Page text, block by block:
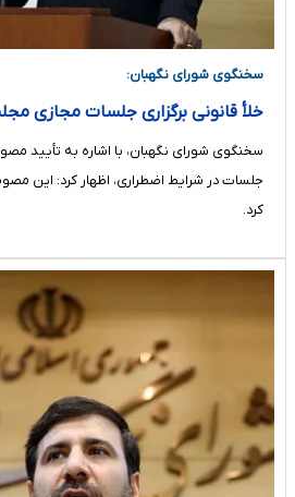
سخنگوی شورای نگهبان:
خلأ قانونی برگزاری جلسات مجازی
سخنگوی شورای نگهبان، با اشاره به تأیید
جلسات در شرایط اضطراری، اظهار کرد: این
کرد.